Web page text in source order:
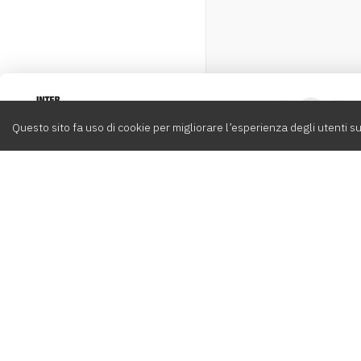
Questo sito fa uso di cookie per migliorare l’esperienza degli utenti